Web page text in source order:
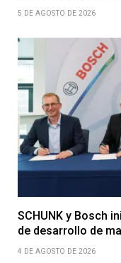
5 DE AGOSTO DE 2026
SCHUNK y Bosch
de desarrollo de
4 DE AGOSTO DE 2026